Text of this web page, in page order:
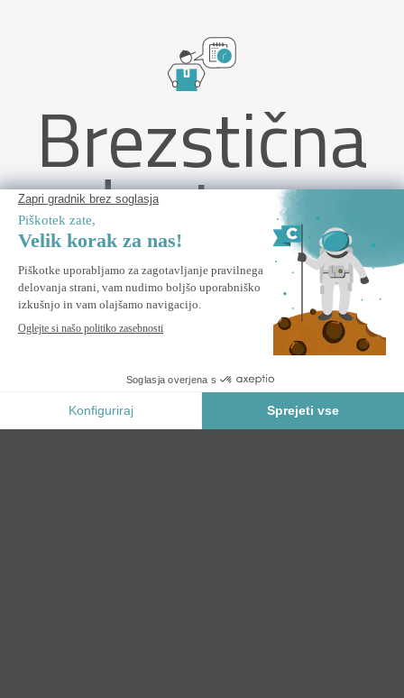
Brezstična
dostava
PIANA bioklimatska pergola 3x2,5 m iz sivega aluminija z
zložljivimi žaluzijami na 3 m dolgi strani
Obvesti me, ko bo ta izdelek spet na zalogi.